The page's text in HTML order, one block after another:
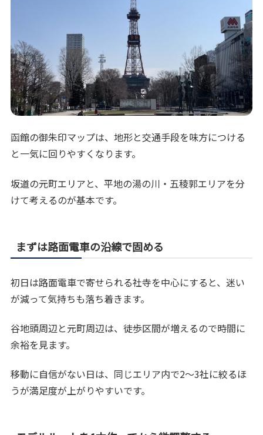
函館の御朱印マップは、地形と交通手段を味方につける
と一気に回りやすくなります。
坂道の元町エリアと、平地の湯の川・五稜郭エリアを分
けて考えるのが基本です。
まずは路面電車の沿線で固める
初日は路面電車で寄せられる社寺を中心にすると、迷い
が減って気持ちも落ち着きます。
谷地頭周辺と元町周辺は、徒歩区間が増えるので時間に
余裕を見ます。
移動に自信がない日は、同じエリア内で2〜3社に絞るほ
うが満足度が上がりやすいです。